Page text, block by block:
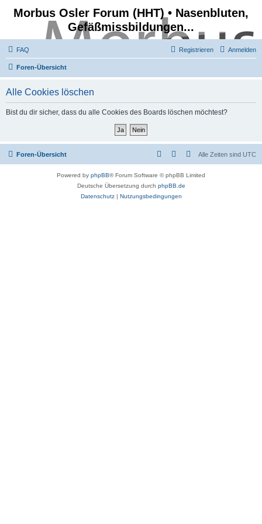
Morbus Osler Forum (HHT) • Nasenbluten,
Gefäßmissbildungen...
FAQ Anmelden
Registrieren
Foren-Übersicht
Alle Cookies löschen
Bist du dir sicher, dass du alle Cookies des Boards löschen möchtest?
Foren-Übersicht Alle Zeiten sind UTC
Powered by phpBB® Forum Software © phpBB Limited
Deutsche Übersetzung durch phpBB.de
Datenschutz| Nutzungsbedingungen